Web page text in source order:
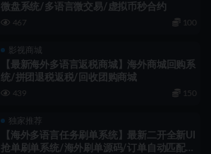
微盘系统/多语言微交易/虚拟币秒合约
467 100
影视商城
【最新海外多语言返税商城】海外商城回购系
统/拼团退税返税/回收团购商城
439 150
独家推荐
【海外多语言任务刷单系统】最新二开全新UI
抢单刷单系统/海外刷单源码/订单自动匹配/